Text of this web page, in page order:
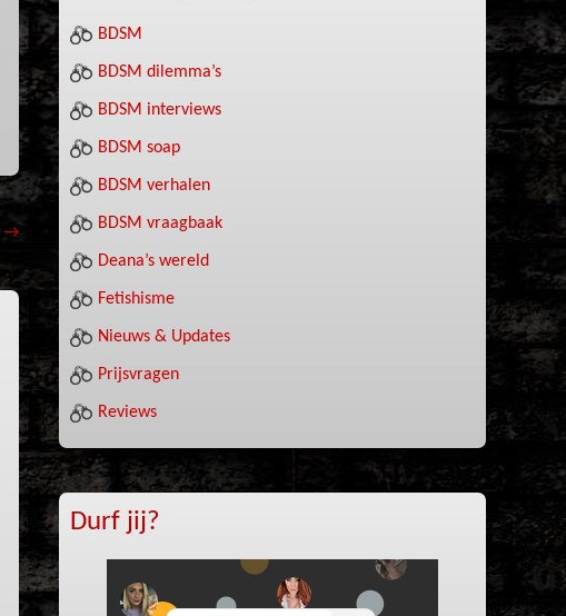
→
BDSM
BDSM dilemma’s
BDSM interviews
BDSM soap
BDSM verhalen
BDSM vraagbaak
Deana’s wereld
Fetishisme
Nieuws & Updates
Prijsvragen
Reviews
Durf jij?